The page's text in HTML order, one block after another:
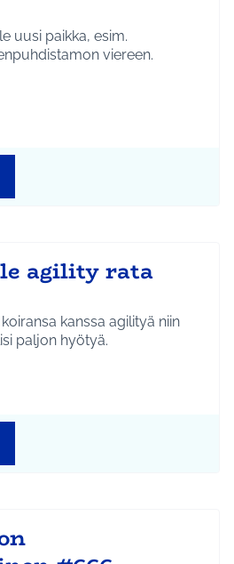
uusi paikka, esim.
viereen.
mukaan: Jokela
agility rata
kanssa agilityä niin
paljon hyötyä.
mukaan: Kellokoski